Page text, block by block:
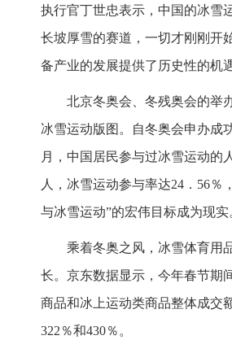
执行官丁世忠表示，中国的冰雪
长坡厚雪的赛道，一切才刚刚开
备产业的发展提供了历史性的机遇
北京冬奥会、冬残奥会的举
冰雪运动版图。自冬奥会申办成
月，中国居民参与过冰雪运动的
人，冰雪运动参与率达24．56％
与冰雪运动”的宏伟目标成为现实
乘着冬奥之风，冰雪体育用
长。京东数据显示，今年春节期
商品和冰上运动类商品整体成交
322％和430％。